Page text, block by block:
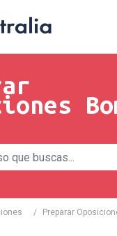
/ Preparar